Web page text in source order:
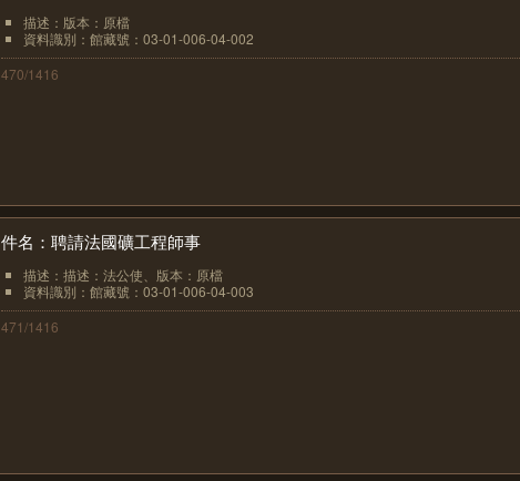
描述：版本：原檔
資料識別：館藏號：03-01-006-04-002
470/1416
件名：聘請法國礦工程師事
描述：描述：法公使、版本：原檔
資料識別：館藏號：03-01-006-04-003
471/1416